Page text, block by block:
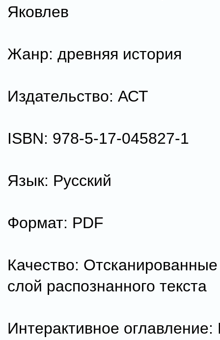
Яковлев
Жанр: древняя история
Издательство: АСТ
ISBN: 978-5-17-045827-1
Язык: Русский
Формат: PDF
Качество:
слой распознанного текста
Интерактивное оглавление: